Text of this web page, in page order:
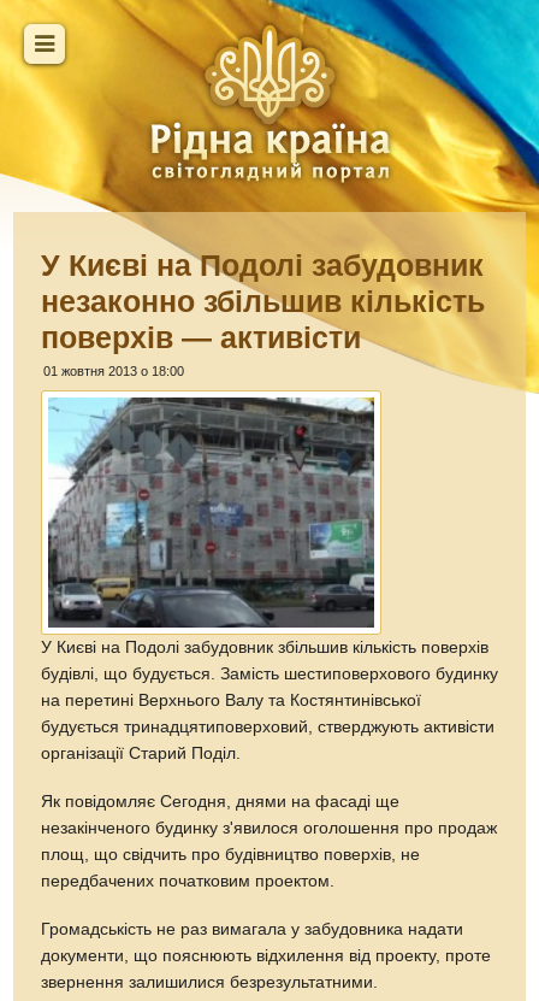
У Києві на Подолі забудовник
незаконно збільшив кількість
поверхів — активісти
01 жовтня 2013 о 18:00
У Києві на Подолі забудовник збільшив кількість поверхів
будівлі, що будується. Замість шестиповерхового будинку
на перетині Верхнього Валу та Костянтинівської
будується тринадцятиповерховий, стверджують активісти
організації Старий Поділ.
Як повідомляє Сегодня, днями на фасаді ще
незакінченого будинку з'явилося оголошення про продаж
площ, що свідчить про будівництво поверхів, не
передбачених початковим проектом.
Громадськість не раз вимагала у забудовника надати
документи, що пояснюють відхилення від проекту, проте
звернення залишилися безрезультатними.